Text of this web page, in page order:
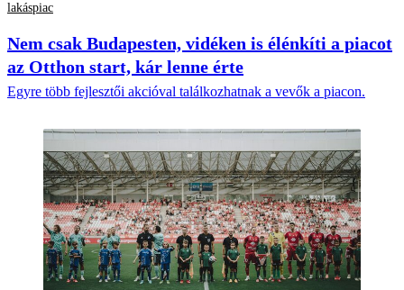
lakáspiac
Nem csak Budapesten, vidéken is élénkíti a piacot
az Otthon start, kár lenne érte
Egyre több fejlesztői akcióval találkozhatnak a vevők a piacon.